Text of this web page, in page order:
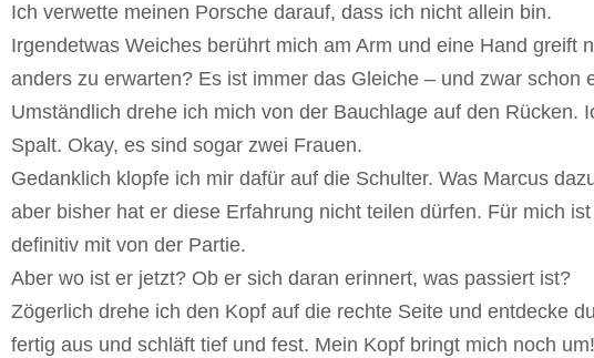
Ich verwette meinen Porsche darauf, dass ich nicht allein bin.
Irgendetwas Weiches berührt mich am Arm und eine Hand
anders zu erwarten? Es ist immer das Gleiche – und zwar schon
Umständlich drehe ich mich von der Bauchlage auf den
Spalt. Okay, es sind sogar zwei Frauen.
Gedanklich klopfe ich mir dafür auf die Schulter. Was Marcus
aber bisher hat er diese Erfahrung nicht teilen dürfen. Für mich
definitiv mit von der Partie.
Aber wo ist er jetzt? Ob er sich daran erinnert, was passiert ist?
Zögerlich drehe ich den Kopf auf die rechte Seite und entdecke
fertig aus und schläft tief und fest. Mein Kopf bringt mich noch